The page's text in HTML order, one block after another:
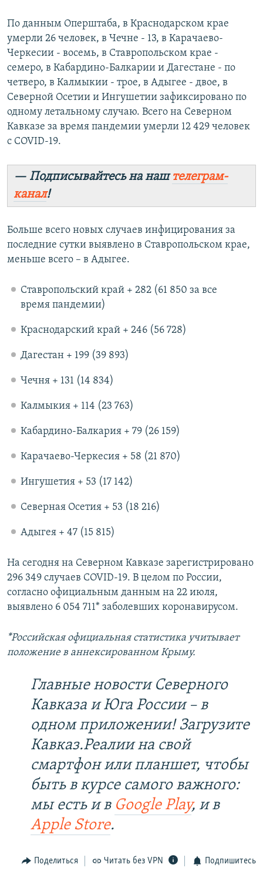
По данным Оперштаба, в Краснодарском крае
умерли 26 человек, в Чечне - 13, в Карачаево-
Черкесии - восемь, в Ставропольском крае -
семеро, в Кабардино-Балкарии и Дагестане - по
четверо, в Калмыкии - трое, в Адыгее - двое, в
Северной Осетии и Ингушетии зафиксировано по
одному летальному случаю. Всего на Северном
Кавказе за время пандемии умерли 12 429 человек
с COVID-19.
— Подписывайтесь на наштелеграм-
канал!
Больше всего новых случаев инфицирования за
последние сутки выявлено в Ставропольском крае,
меньше всего – в Адыгее.
Ставропольский край + 282 (61 850 за все
время пандемии)
Краснодарский край + 246 (56 728)
Дагестан + 199 (39 893)
Чечня + 131 (14 834)
Калмыкия + 114 (23 763)
Кабардино-Балкария + 79 (26 159)
Карачаево-Черкесия + 58 (21 870)
Ингушетия + 53 (17 142)
Северная Осетия + 53 (18 216)
Адыгея + 47 (15 815)
На сегодня на Северном Кавказе зарегистрировано
296 349 случаев COVID-19. В целом по России,
согласно официальным данным на 22 июля,
выявлено 6 054 711* заболевших коронавирусом.
*Российская официальная статистика учитывает
положение в аннексированном Крыму.
Главные новости Северного
Кавказа и Юга России – в
одном приложении! Загрузите
Кавказ.Реалии на свой
смартфон или планшет, чтобы
быть в курсе самого важного:
мы есть и в Google Play, и в
Apple Store.
Поделиться Читать без VPN Подпишитесь